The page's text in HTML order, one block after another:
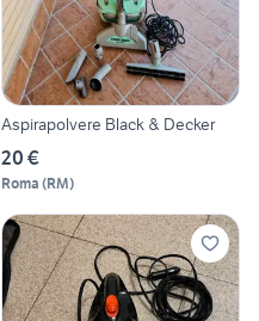
Aspirapolvere Black & Decker
20 €
Roma (RM)